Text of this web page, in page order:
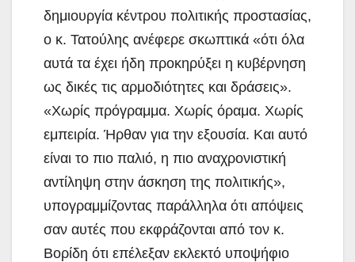
δημιουργία κέντρου πολιτικής προστασίας,
ο κ. Τατούλης ανέφερε σκωπτικά «ότι όλα
αυτά τα έχει ήδη προκηρύξει η κυβέρνηση
ως δικές τις αρμοδιότητες και δράσεις».
«Χωρίς πρόγραμμα. Χωρίς όραμα. Χωρίς
εμπειρία. Ήρθαν για την εξουσία. Και αυτό
είναι το πιο παλιό, η πιο αναχρονιστική
αντίληψη στην άσκηση της πολιτικής»,
υπογραμμίζοντας παράλληλα ότι απόψεις
σαν αυτές που εκφράζονται από τον κ.
Βορίδη ότι επέλεξαν εκλεκτό υποψήφιο